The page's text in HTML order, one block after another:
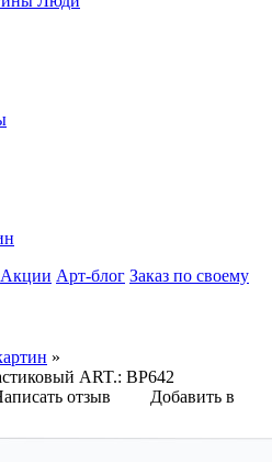
Акции Арт-блог Заказ по своему
»
ART.: BP642
отзыв
Добавить в